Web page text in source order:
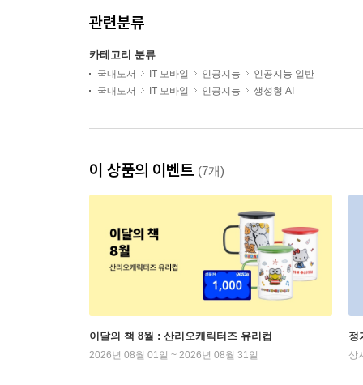
관련분류
카테고리 분류
국내도서 IT 모바일 인공지능
인공지능 일반
국내도서
IT 모바일 인공지능 생성형 AI
이 상품의 이벤트 (7개)
이달의 책 8월 : 산리오캐릭터즈 유리컵
2026년 08월 01일 ~ 2026년 08월 31일
정
상